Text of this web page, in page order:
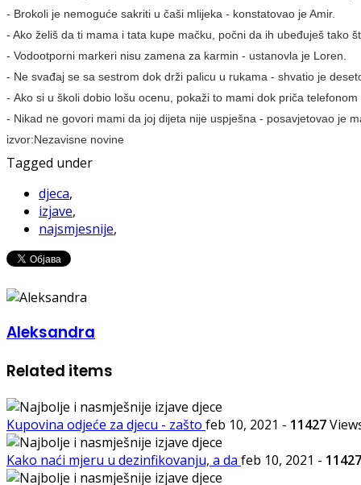
- Brokoli je nemoguće sakriti u čaši mlijeka - konstatovao je Amir.
- Ako želiš da ti mama i tata kupe mačku, počni da ih ubeđuješ tako
- Vodootporni markeri nisu zamena za karmin - ustanovla je Loren.
- Ne svađaj se sa sestrom dok drži palicu u rukama - shvatio je
- Ako si u školi dobio lošu ocenu, pokaži to mami dok priča
- Nikad ne govori mami da joj dijeta nije uspješna - posavjetovao je
izvor:Nezavisne novine
Tagged under
djeca,
izjave,
najsmjesnije,
Aleksandra
Related items
Kupovina odjeće za djecu - zašto feb 10, 2021 - 11427
Kako naći mjeru u dezinfikovanju, a da feb 10, 2021 - 11427